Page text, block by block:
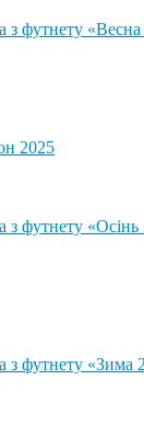
з футнету
2025
з футнету «Осінь
з футнету «Зима